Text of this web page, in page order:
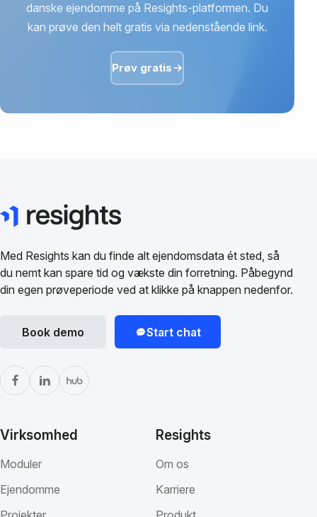
danske ejendomme på Resights-platformen. Du
kan prøve den helt gratis via nedenstående link.
Prøv gratis
Med Resights kan du finde alt ejendomsdata ét sted, så
du nemt kan spare tid og vækste din forretning. Påbegynd
din egen prøveperiode ved at klikke på knappen nedenfor.
Book demo Start chat
Virksomhed
Moduler
Ejendomme
Resights
Om os
Karriere